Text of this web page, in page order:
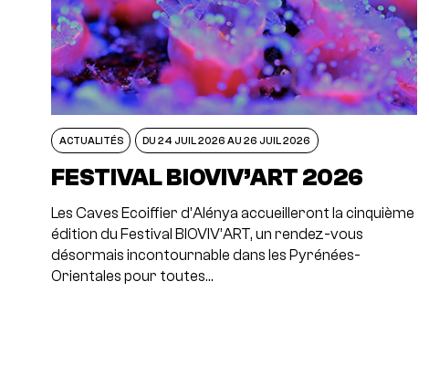
ACTUALITÉS DU 24 JUIL 2026 AU 26 JUIL 2026
FESTIVAL BIOVIV’ART 2026
Les Caves Ecoiffier d’Alénya accueilleront la cinquième
édition du Festival BIOVIV’ART, un rendez-vous
désormais incontournable dans les Pyrénées-
Orientales pour toutes…